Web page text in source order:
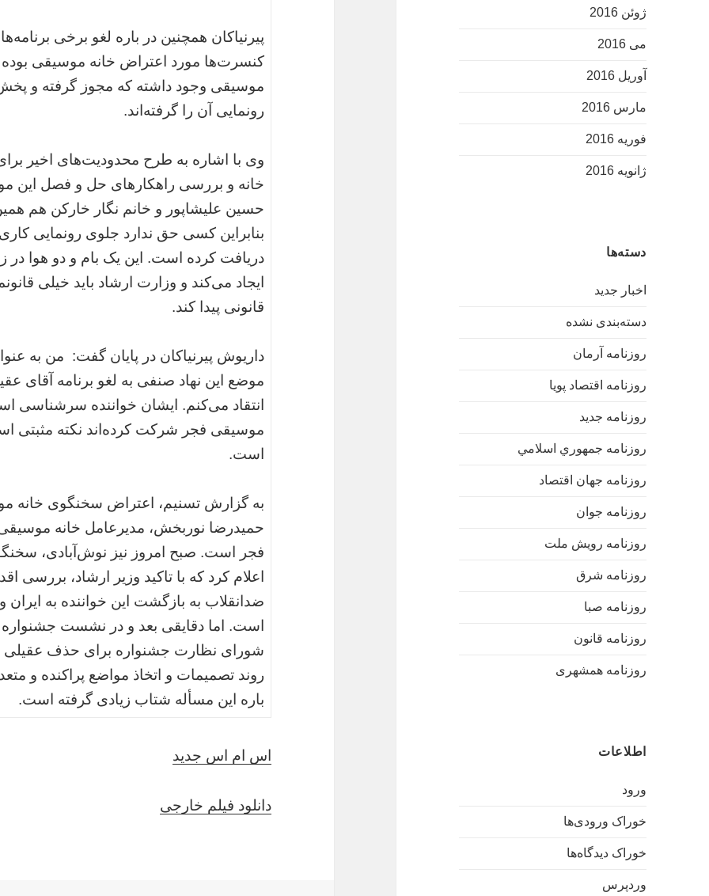
ژوئن 2016
می 2016
آوریل 2016
مارس 2016
فوریه 2016
ژانویه 2016
دسته‌ها
اخبار جدید
دسته‌بندی نشده
روزنامه آرمان
روزنامه اقتصاد پویا
روزنامه جدید
روزنامه جمهوري اسلامي
روزنامه جهان اقتصاد
روزنامه جوان
روزنامه رویش ملت
روزنامه شرق
روزنامه صبا
روزنامه قانون
روزنامه همشهری
اطلاعات
ورود
خوراک ورودی‌ها
خوراک دیدگاه‌ها
وردپرس
پیرنیاکان همچنین در باره لغو برخی
کنسرت‌ها مورد اعتراض خانه موسیقی
موسیقی وجود داشته که مجوز گرفته و
رونمایی آن را گرفته‌اند.
وی با اشاره به طرح محدودیت‌های اخیر
خانه و بررسی راهکارهای حل و فصل این
حسین علیشاپور و خانم نگار خارکن هم همین
بنابراین کسی حق ندارد جلوی رونمایی
دریافت کرده است. این یک بام و دو هوا
ایجاد می‌کند و وزارت ارشاد باید خیلی
قانونی پیدا کند.
داریوش پیرنیاکان در پایان گفت: ‌ من به
موضع این نهاد صنفی به لغو برنامه آقای
انتقاد می‌کنم. ایشان خواننده سر‌شناسی
موسیقی فجر شرکت کرده‌اند نکته مثبتی
است.
به گزارش تسنیم، اعتراض سخنگوی خانه
حمیدرضا نوربخش، مدیرعامل خانه
فجر است. صبح امروز نیز نوش‌آبادی،
اعلام کرد که با تاکید وزیر ارشاد،
ضدانقلاب به بازگشت این خواننده به
است. اما دقایقی بعد و در نشست
شورای نظارت جشنواره برای حذف عقیلی
روند تصمیمات و اتخاذ مواضع پراکنده و
باره این مسأله شتاب زیادی گرفته است.
اس ام اس جدید
دانلود فیلم خارجی